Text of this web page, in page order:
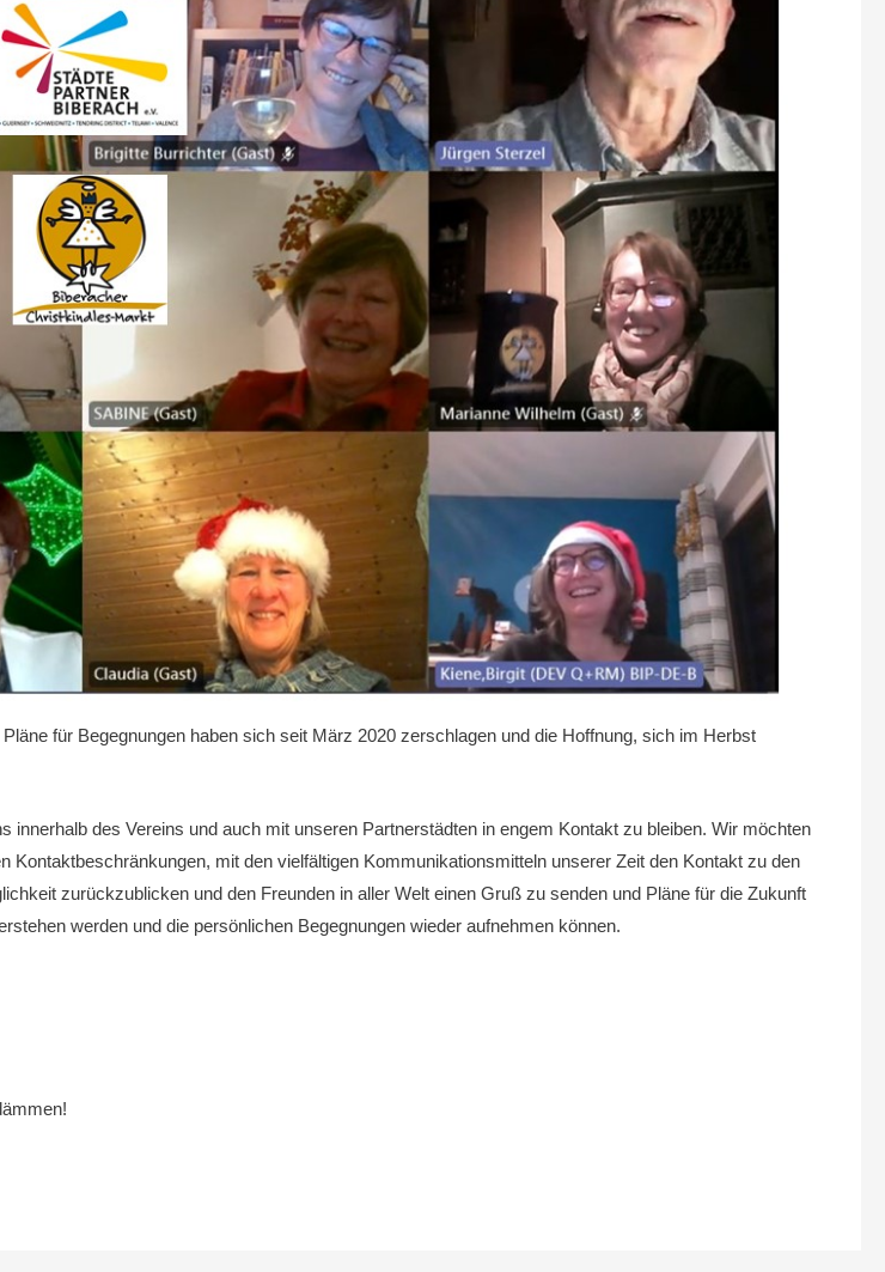
für Begegnungen haben sich seit März 2020 zerschlagen und die Hoffnung, sich im Herbst
des Vereins und auch mit unseren Partnerstädten in engem Kontakt zu bleiben. Wir möchten
mit den vielfältigen Kommunikationsmitteln unserer Zeit den Kontakt zu den
zurückzublicken und den Freunden in aller Welt einen Gruß zu senden und Pläne für die Zukunft
werden und die persönlichen Begegnungen wieder aufnehmen können.